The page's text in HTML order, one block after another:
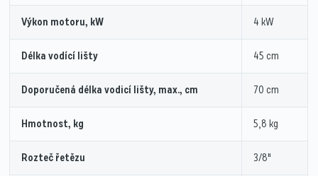
Výkon motoru, kW 4 kW
Délka vodící lišty 45 cm
Doporučená délka vodicí lišty, max., cm 70 cm
Hmotnost, kg 5,8 kg
Rozteč řetězu 3/8"